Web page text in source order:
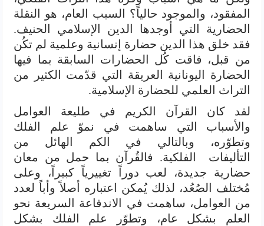
المفقود، والموجود حالياً؟ السبب العام، هو النقلة
الحضارية التي أوجدها الدين الإسلامي الحنيف.
فقد خلق هذا الدين حضارة إنسانية وعلمية لم تكُن
من قبل، فاقت كُل الحضارات السابقة بما فيها
الحضارة اليونانية العريقة التي قدّمت الكثير من
التراث العلمي للحضارة الإسلامية.
لقد كان القرآن الكريم في طليعة العوامل
والأسباب التي ساهمت في نموّ علم الفلك
وتطوّره، وبالتالي في الكم الهائل من
التأليفات الفلكية. فالقُرآن بما حمل من معان
حضارية جديدة، لعب دوراً تغييرياً كبيراً، وعلى
مُختلف الصُعُد، لذلك يُمكن اعتباره أصلاً وأباً لعدد
من العوامل، ساهمت في الاندفاعة السريعة نحو
العلم بشكل عام، وتطوّر علم الفلك بشكل